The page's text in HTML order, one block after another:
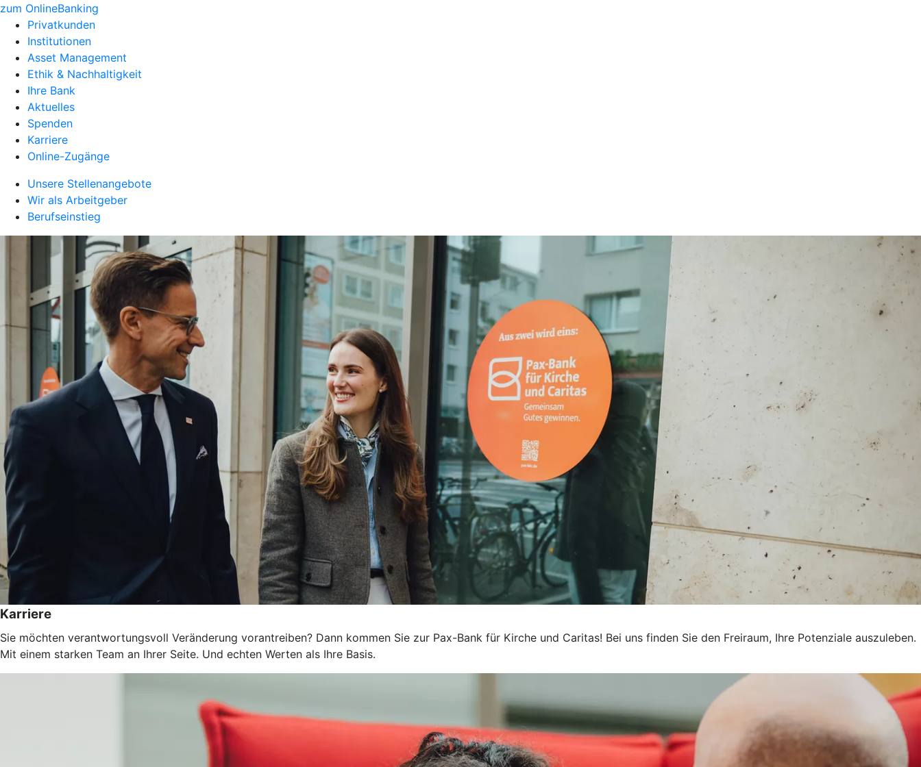
zum OnlineBanking
Privatkunden
Institutionen
Asset Management
Ethik & Nachhaltigkeit
Ihre Bank
Aktuelles
Spenden
Karriere
Online-Zugänge
Unsere Stellenangebote
Wir als Arbeitgeber
Berufseinstieg
Karriere
Sie möchten verantwortungsvoll Veränderung vorantreiben? Dann kommen Sie zur Pax-Bank für Kirche und Caritas! Bei uns finden Sie den Freiraum, Ihre Potenziale auszuleben.
Mit einem starken Team an Ihrer Seite. Und echten Werten als Ihre Basis.